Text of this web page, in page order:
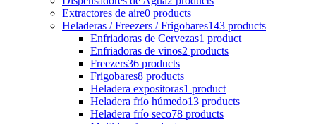
Extractores de aire0 products
Heladeras / Freezers / Frigobares143 products
Enfriadoras de Cervezas1 product
Enfriadoras de vinos2 products
Freezers36 products
Frigobares8 products
Heladera expositoras1 product
Heladera frío húmedo13 products
Heladera frío seco78 products